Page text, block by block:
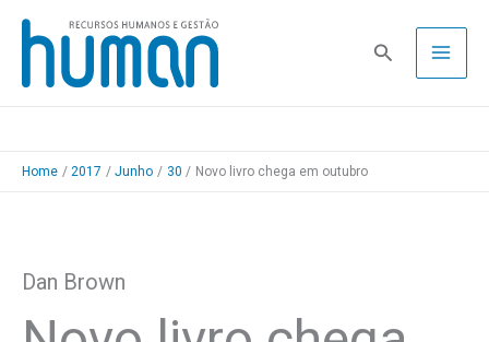
Skip
content
Pesquisa
Home 2017 Junho 30 Novo livro chega em outubro
Dan Brown